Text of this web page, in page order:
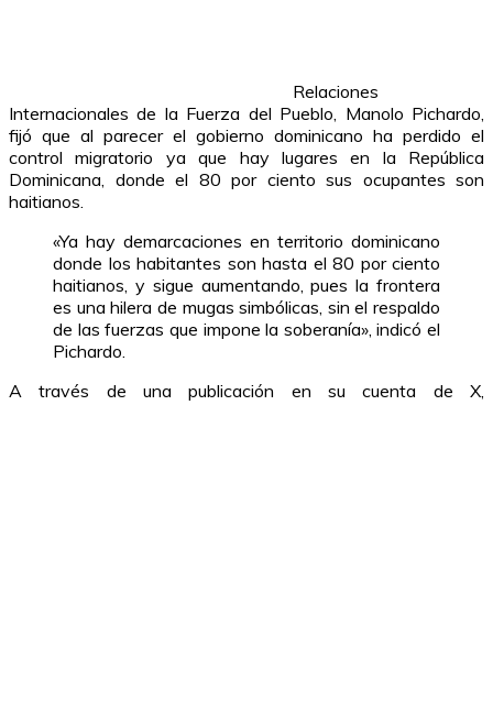
Relaciones
Internacionales de la Fuerza del Pueblo, Manolo Pichardo,
fijó que al parecer el gobierno dominicano ha perdido el
control migratorio ya que hay lugares en la República
Dominicana, donde el 80 por ciento sus ocupantes son
haitianos.
«Ya hay demarcaciones en territorio dominicano
donde los habitantes son hasta el 80 por ciento
haitianos, y sigue aumentando, pues la frontera
es una hilera de mugas simbólicas, sin el respaldo
de las fuerzas que impone la soberanía», indicó el
Pichardo.
A través de una publicación en su cuenta de X,